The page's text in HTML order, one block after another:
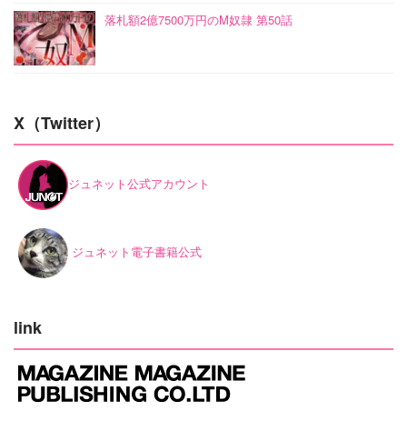
落札額2億7500万円のM奴隷 第50話
X（Twitter）
ジュネット公式アカウント
ジュネット電子書籍公式
link